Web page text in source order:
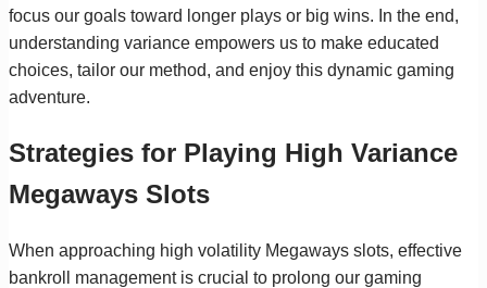
focus our goals toward longer plays or big wins. In the end,
understanding variance empowers us to make educated
choices, tailor our method, and enjoy this dynamic gaming
adventure.
Strategies for Playing High Variance
Megaways Slots
When approaching high volatility Megaways slots, effective
bankroll management is crucial to prolong our gaming